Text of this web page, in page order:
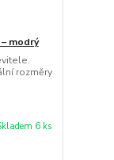
modrý
rozměry
6 ks